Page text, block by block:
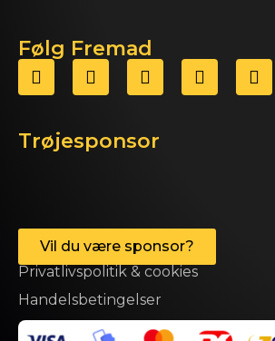
Følg Fremad
Trøjesponsor
Vil du være sponsor?
Privatlivspolitik & cookies
Handelsbetingelser